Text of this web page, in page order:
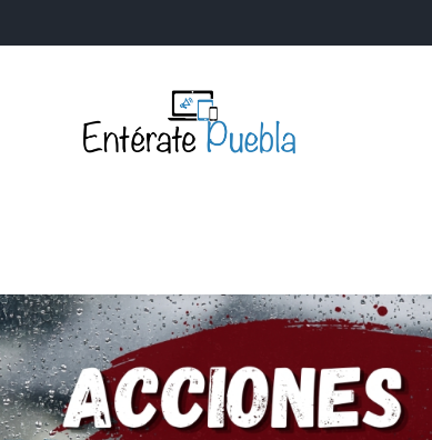
OPINIÓN SOCIEDAD ANUNCIOS